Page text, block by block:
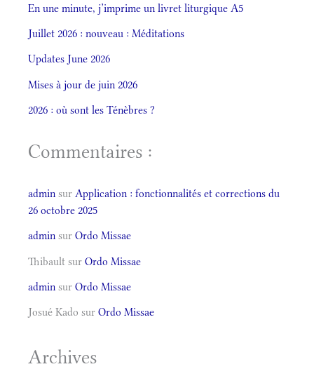
En une minute, j’imprime un livret liturgique A5
Juillet 2026 : nouveau : Méditations
Updates June 2026
Mises à jour de juin 2026
2026 : où sont les Ténèbres ?
Commentaires :
admin sur Application : fonctionnalités et corrections du
26 octobre 2025
admin sur Ordo Missae
Thibault sur Ordo Missae
admin sur Ordo Missae
Josué Kado sur Ordo Missae
Archives